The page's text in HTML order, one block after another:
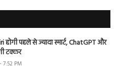
होगी पहले से ज्यादा स्मार्ट, ChatGPT और
टक्कर
7:52 PM